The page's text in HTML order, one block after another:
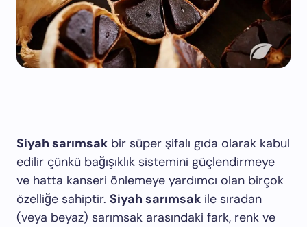
Siyah sarımsak bir süper şifalı gıda olarak kabul
edilir çünkü bağışıklık sistemini güçlendirmeye
ve hatta kanseri önlemeye yardımcı olan birçok
özelliğe sahiptir. Siyah sarımsak ile sıradan
(veya beyaz) sarımsak arasındaki fark, renk ve